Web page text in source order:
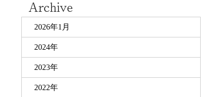
2026年1月
2024年
2023年
2022年